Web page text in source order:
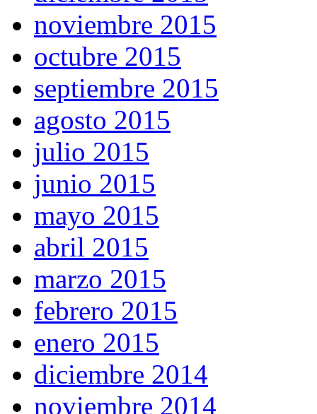
noviembre 2015
octubre 2015
septiembre 2015
agosto 2015
julio 2015
junio 2015
mayo 2015
abril 2015
marzo 2015
febrero 2015
enero 2015
diciembre 2014
noviembre 2014